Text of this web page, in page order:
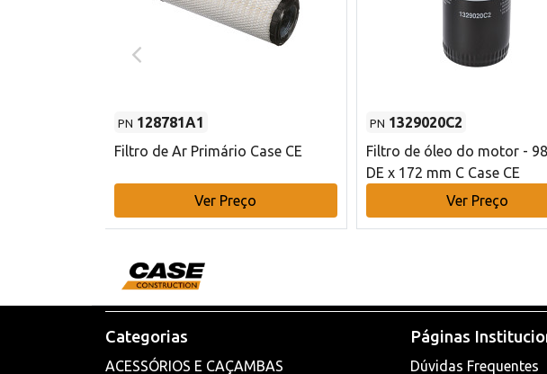
PN 128781A1
Filtro de Ar Primário Case CE
Ver Preço
PN 1329020C2
Filtro de óleo do motor -
DE x 172 mm C Case CE
Ver Preço
Categorias
ACESSÓRIOS E CAÇAMBAS
Páginas
Dúvidas Frequentes